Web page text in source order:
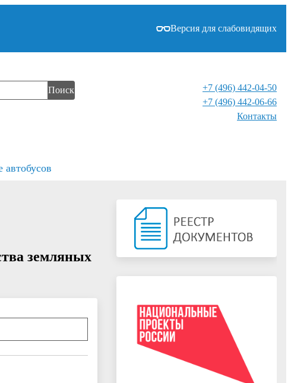
Версия для слабовидящих
Поиск
+7 (496) 442-04-50
+7 (496) 442-06-66
Контакты⁠
автобусов
земляных